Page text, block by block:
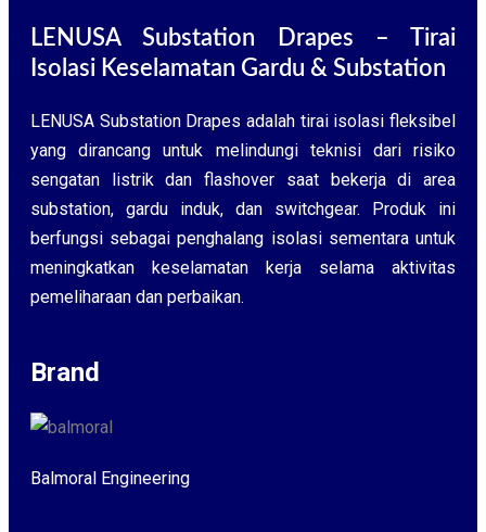
LENUSA Substation Drapes – Tirai
Isolasi Keselamatan Gardu & Substation
LENUSA Substation Drapes adalah tirai isolasi fleksibel
yang dirancang untuk melindungi teknisi dari risiko
sengatan listrik dan flashover saat bekerja di area
substation, gardu induk, dan switchgear. Produk ini
berfungsi sebagai penghalang isolasi sementara untuk
meningkatkan keselamatan kerja selama aktivitas
pemeliharaan dan perbaikan.
Brand
Balmoral Engineering